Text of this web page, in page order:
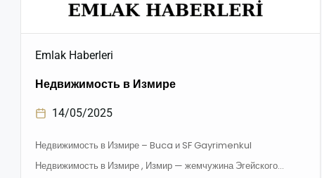
Emlak Haberleri
Недвижимость в Измире
14/05/2025
Недвижимость в Измире – Buca и SF Gayrimenkul
Недвижимость в Измире , Измир — жемчужина Эгейского